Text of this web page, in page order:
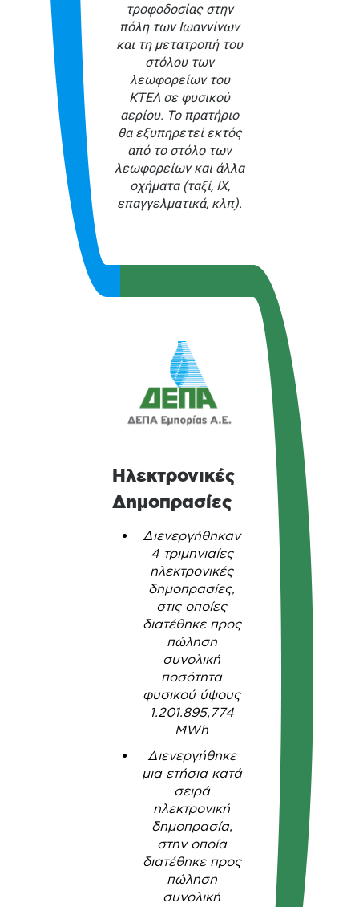
τροφοδοσίας στην
πόλη των Ιωαννίνων
και τη μετατροπή του
στόλου των
λεωφορείων του
ΚΤΕΛ σε φυσικού
αερίου. Το πρατήριο
θα εξυπηρετεί εκτός
από το στόλο των
λεωφορείων και άλλα
οχήματα (ταξί, ΙΧ,
επαγγελματικά, κλπ).
Ηλεκτρονικές
Δημοπρασίες
Διενεργήθηκαν
4 τριμηνιαίες
ηλεκτρονικές
δημοπρασίες,
στις οποίες
διατέθηκε προς
πώληση
συνολική
ποσότητα
φυσικού ύψους
1.201.895,774
MWh
Διενεργήθηκε
μια ετήσια κατά
σειρά
ηλεκτρονική
δημοπρασία,
στην οποία
διατέθηκε προς
πώληση
συνολική